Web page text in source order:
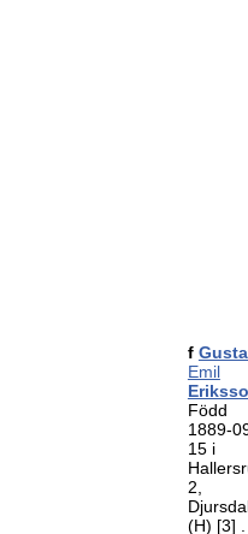
f
Emil
Född
1889-
15 i
2,
(H) [3]